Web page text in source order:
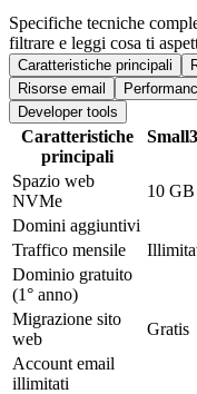
Specifiche tecniche
filtrare e leggi cosa ti
Caratteristiche principali
Risorse email
Developer tools
Caratteristiche
principali
Small
Spazio web
NVMe
10 GB
Domini aggiuntivi
Traffico mensile
Dominio gratuito
(1° anno)
Migrazione sito
web
Gratis
Account email
illimitati